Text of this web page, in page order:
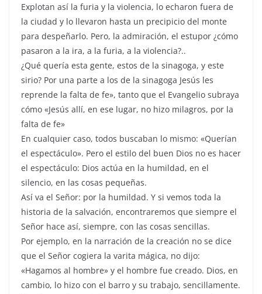
Explotan así la furia y la violencia, lo echaron fuera de
la ciudad y lo llevaron hasta un precipicio del monte
para despeñarlo. Pero, la admiración, el estupor ¿cómo
pasaron a la ira, a la furia, a la violencia?..
¿Qué quería esta gente, estos de la sinagoga, y este
sirio? Por una parte a los de la sinagoga Jesús les
reprende la falta de fe», tanto que el Evangelio subraya
cómo «Jesús allí, en ese lugar, no hizo milagros, por la
falta de fe»
En cualquier caso, todos buscaban lo mismo: «Querían
el espectáculo». Pero el estilo del buen Dios no es hacer
el espectáculo: Dios actúa en la humildad, en el
silencio, en las cosas pequeñas.
Así va el Señor: por la humildad. Y si vemos toda la
historia de la salvación, encontraremos que siempre el
Señor hace así, siempre, con las cosas sencillas.
Por ejemplo, en la narración de la creación no se dice
que el Señor cogiera la varita mágica, no dijo:
«Hagamos al hombre» y el hombre fue creado. Dios, en
cambio, lo hizo con el barro y su trabajo, sencillamente.